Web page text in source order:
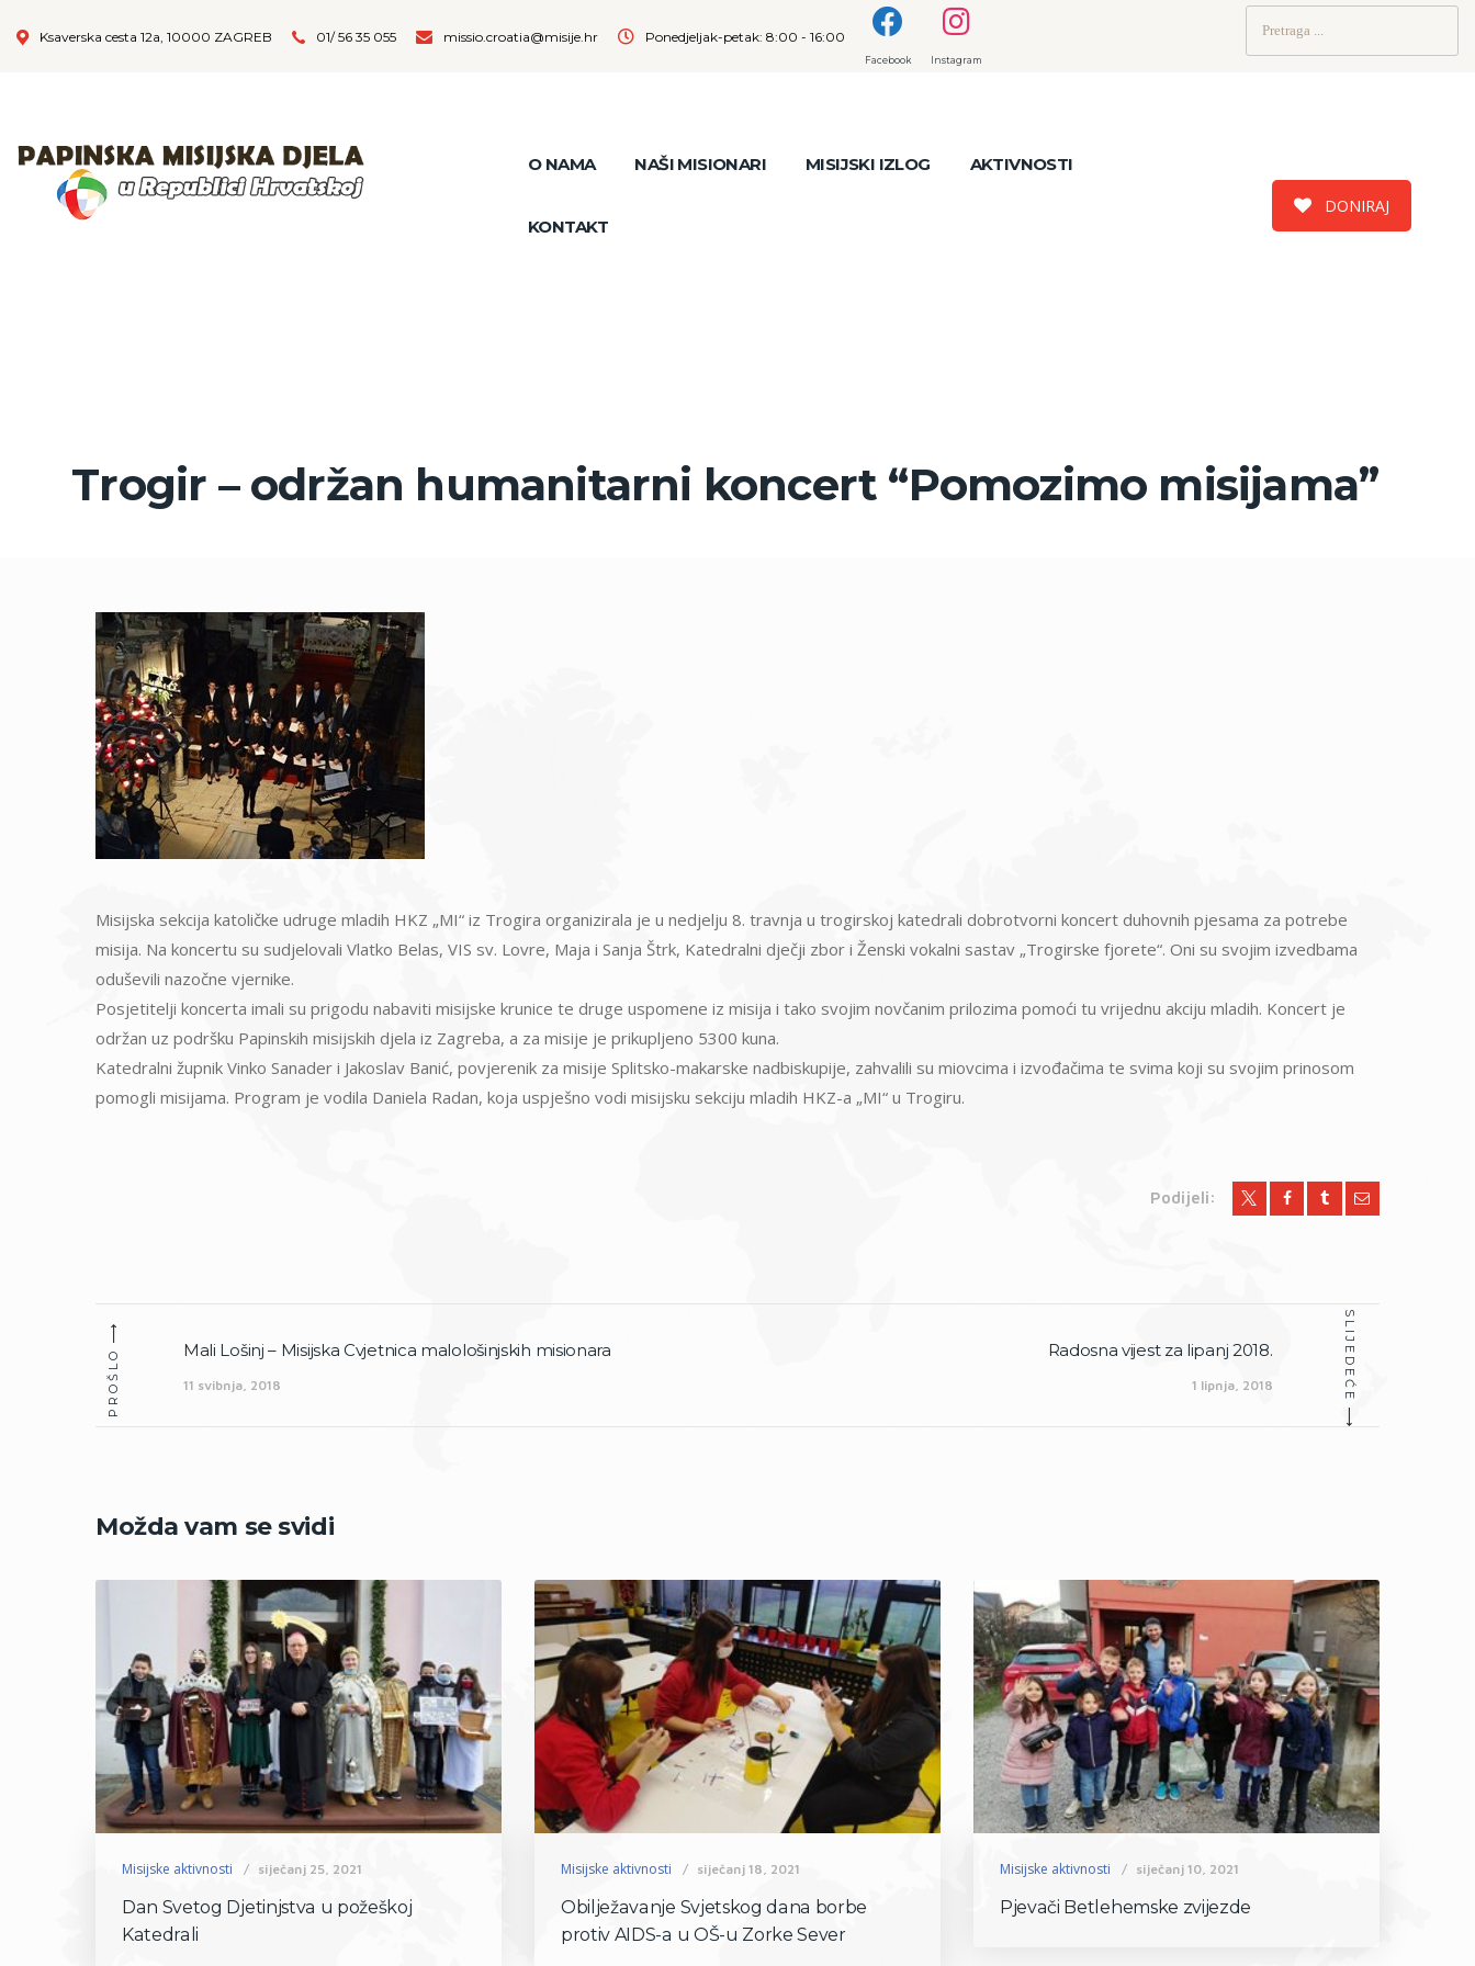
Ksaverska cesta 12a, 10000 ZAGREB 01/ 56 35 055 missio.croatia@misije.hr Ponedjeljak-petak: 8:00 - 16:00
Facebook Instagram
O NAMA NAŠI MISIONARI MISIJSKI IZLOG AKTIVNOSTI
KONTAKT
DONIRAJ
Trogir – održan humanitarni koncert “Pomozimo misijama”
Misijska sekcija katoličke udruge mladih HKZ „MI“ iz Trogira organizirala je u nedjelju 8. travnja u trogirskoj katedrali dobrotvorni koncert duhovnih pjesama za potrebe
misija. Na koncertu su sudjelovali Vlatko Belas, VIS sv. Lovre, Maja i Sanja Štrk, Katedralni dječji zbor i Ženski vokalni sastav „Trogirske fjorete“. Oni su svojim izvedbama
oduševili nazočne vjernike.
Posjetitelji koncerta imali su prigodu nabaviti misijske krunice te druge uspomene iz misija i tako svojim novčanim prilozima pomoći tu vrijednu akciju mladih. Koncert je
održan uz podršku Papinskih misijskih djela iz Zagreba, a za misije je prikupljeno 5300 kuna.
Katedralni župnik Vinko Sanader i Jakoslav Banić, povjerenik za misije Splitsko-makarske nadbiskupije, zahvalili su miovcima i izvođačima te svima koji su svojim prinosom
pomogli misijama. Program je vodila Daniela Radan, koja uspješno vodi misijsku sekciju mladih HKZ-a „MI“ u Trogiru.
Podijeli:
Navigacija
objava
PROŠLO
Prethodna
objava:
Mali Lošinj – Misijska Cvjetnica malološinjskih misionara
11 svibnja, 2018 SLIJEDEĆE
Radosna vijest za lipanj 2018.
1 lipnja, 2018
Možda vam se svidi
Misijske aktivnosti siječanj 25, 2021
Dan Svetog Djetinjstva u požeškoj
Katedrali
Misijske aktivnosti siječanj 18, 2021
Obilježavanje Svjetskog dana borbe
protiv AIDS-a u OŠ-u Zorke Sever
Misijske aktivnosti siječanj 10, 2021
Pjevači Betlehemske zvijezde